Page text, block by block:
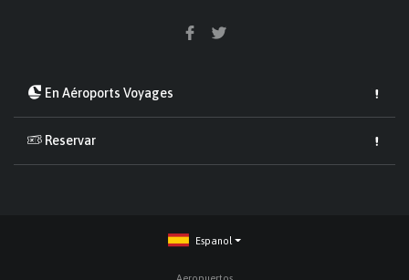
En Aéroports Voyages
Reservar
Espanol